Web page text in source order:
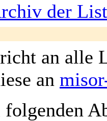
der
an alle
an